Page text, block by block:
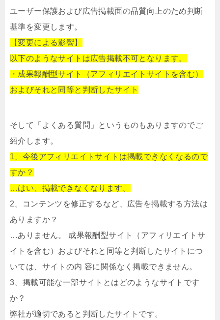
ユーザー保護および広告掲載面の品質向上のため判断
基準を変更します。
【変更による影響】
以下のようなサイトは広告掲載不可となります。
・成果報酬型サイト（アフィリエイトサイトを含む）
およびそれと同等と判断したサイト
そして「よくある質問」というものもありますのでご
紹介します。
1、今後アフィリエイトサイトは掲載できなくなるので
すか？
…はい、掲載できなくなります。
2、コンテンツを修正するなど、広告を掲載する方法は
ありますか？
…ありません。 成果報酬型サイト（アフィリエイトサ
イトを含む）およびそれと同等と判断したサイトにつ
いては、サイトの内 容に関係なく掲載できません。
3、掲載可能な一部サイトとはどのようなサイトです
か？
弊社が適切であると判断したサイトです。